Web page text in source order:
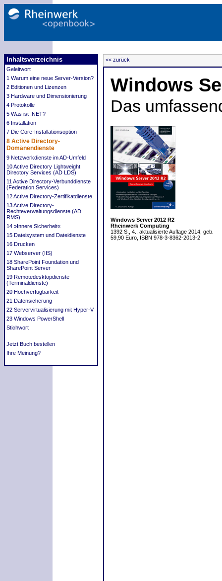
Inhaltsverzeichnis
Geleitwort
1 Warum eine neue Server-Version?
2 Editionen und Lizenzen
3 Hardware und Dimensionierung
4 Protokolle
5 Was ist .NET?
6 Installation
7 Die Core-Installationsoption
8 Active Directory-
Domänendienste
9 Netzwerkdienste im AD-Umfeld
10 Active Directory Lightweight
Directory Services (AD LDS)
11 Active Directory-Verbunddienste
(Federation Services)
12 Active Directory-Zertifikatdienste
13 Active Directory-
Rechteverwaltungsdienste (AD
RMS)
14 »Innere Sicherheit«
15 Dateisystem und Dateidienste
16 Drucken
17 Webserver (IIS)
18 SharePoint Foundation und
SharePoint Server
19 Remotedesktopdienste
(Terminaldienste)
20 Hochverfügbarkeit
21 Datensicherung
22 Servervirtualisierung mit Hyper-V
23 Windows PowerShell
Stichwort
Jetzt Buch bestellen
Ihre Meinung?
<< zurück
Windows
Das
Windows Server 2012 R2
Rheinwerk Computing
1392 S., 4., aktualisierte Auflage 2014, geb.
59,90 Euro, ISBN 978-3-8362-2013-2